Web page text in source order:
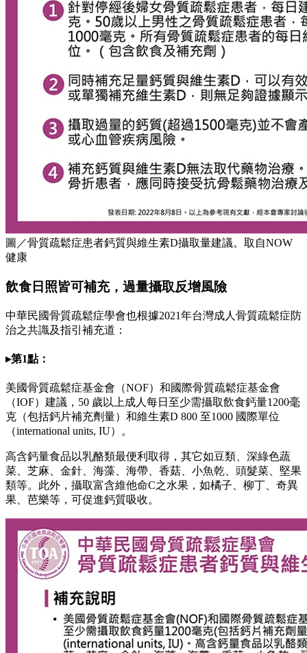
圖／骨質疏鬆症患者鈣質與維生素D攝取量建議。取自NOW
健康
飲食日照皆可補充，過量攝取反增風險
中華民國骨質疏鬆症學會也根據2021年台灣成人骨質疏鬆症防
治之共識及指引補充道：
▸第1點：
美國骨質疏鬆症基金會（NOF）和國際骨質疏鬆症基金會
（IOF）建議，50 歲以上成人每日至少需攝取飲食鈣量1200毫
克（包括鈣片補充劑量）和維生素D 800 至1000 國際單位
（international units, IU）。
高含鈣量食品以乳酪類最便利取得，其它如豆類、深綠色蔬
菜、芝麻、金針、海藻、海帶、香菇、小魚乾、頭髮菜、堅果
類等。此外，攝取富含維他命C之水果，如橘子、柳丁、奇異
果、芭樂等，可促進鈣質吸收。